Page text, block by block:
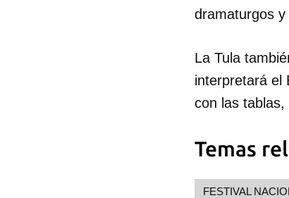
dramaturgos y
La Tula
interpretará el
con las
Temas
FESTIVAL